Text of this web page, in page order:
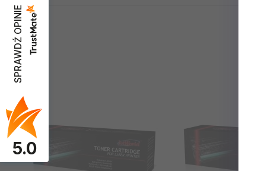
Rodzaj:
Wydajność:
SPRAWDŹ OPINIE
5.0